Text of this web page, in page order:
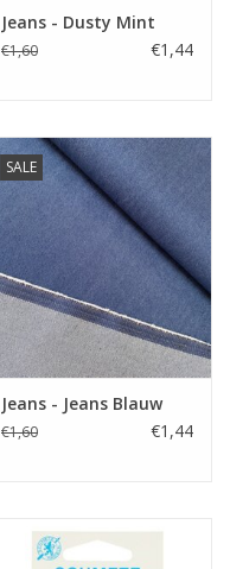
Jeans - Dusty Mint
€1,60 €1,44
SALE
Jeans - Jeans Blauw
€1,60 €1,44